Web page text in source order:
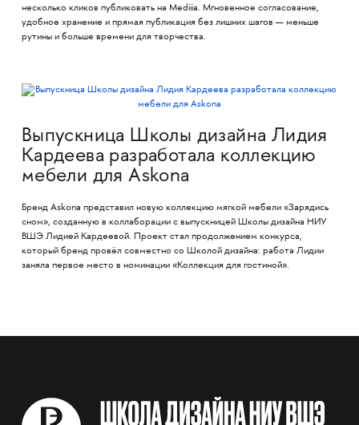
несколько кликов публиковать на Mediiia. Мгновенное согласование,
удобное хранение и прямая публикация без лишних шагов — меньше
рутины и больше времени для творчества.
Выпускница Школы дизайна Лидия
Кардеева разработала коллекцию
мебели для Askona
Бренд Askona представил новую коллекцию мягкой мебели «Зарядись
сном», созданную в коллаборации с выпускницей Школы дизайна НИУ
ВШЭ Лидией Кардеевой. Проект стал продолжением конкурса,
который бренд провёл совместно со Школой дизайна: работа Лидии
заняла первое место в номинации «Коллекция для гостиной».